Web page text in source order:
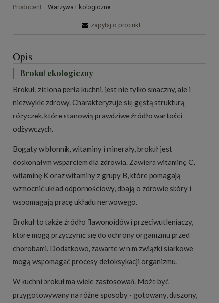
Producent: Warzywa Ekologiczne
zapytaj o produkt
Opis
Brokuł ekologiczny
Brokuł, zielona perła kuchni, jest nie tylko smaczny, ale i
niezwykle zdrowy. Charakteryzuje się gęstą strukturą
różyczek, które stanowią prawdziwe źródło wartości
odżywczych.
Bogaty w błonnik, witaminy i minerały, brokuł jest
doskonałym wsparciem dla zdrowia. Zawiera witaminę C,
witaminę K oraz witaminy z grupy B, które pomagają
wzmocnić układ odpornościowy, dbają o zdrowie skóry i
wspomagają pracę układu nerwowego.
Brokuł to także źródło flawonoidów i przeciwutleniaczy,
które mogą przyczynić się do ochrony organizmu przed
chorobami. Dodatkowo, zawarte w nim związki siarkowe
mogą wspomagać procesy detoksykacji organizmu.
W kuchni brokuł ma wiele zastosowań. Może być
przygotowywany na różne sposoby - gotowany, duszony,